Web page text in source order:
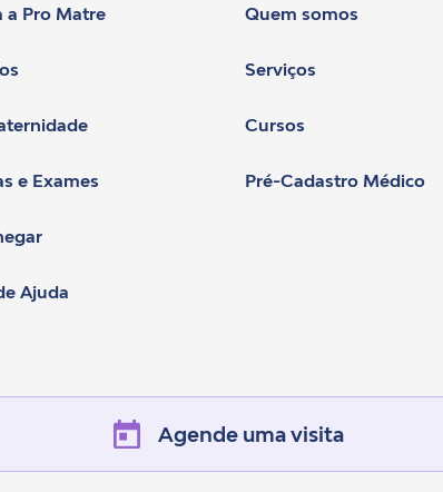
a Pro Matre
e Exames
Ajuda
Quem somos
Serviços
Cursos
Pré-Cadastro Médico
Agende uma visita